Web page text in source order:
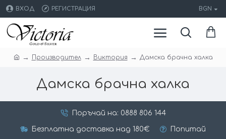
ВХОД РЕГИСТРАЦИЯ BGN
Производител Виктория Дамска брачна халка
Дамска брачна халка
Поръчай на: 0888 806 144
Безплатна доставка над 180€ Попитай